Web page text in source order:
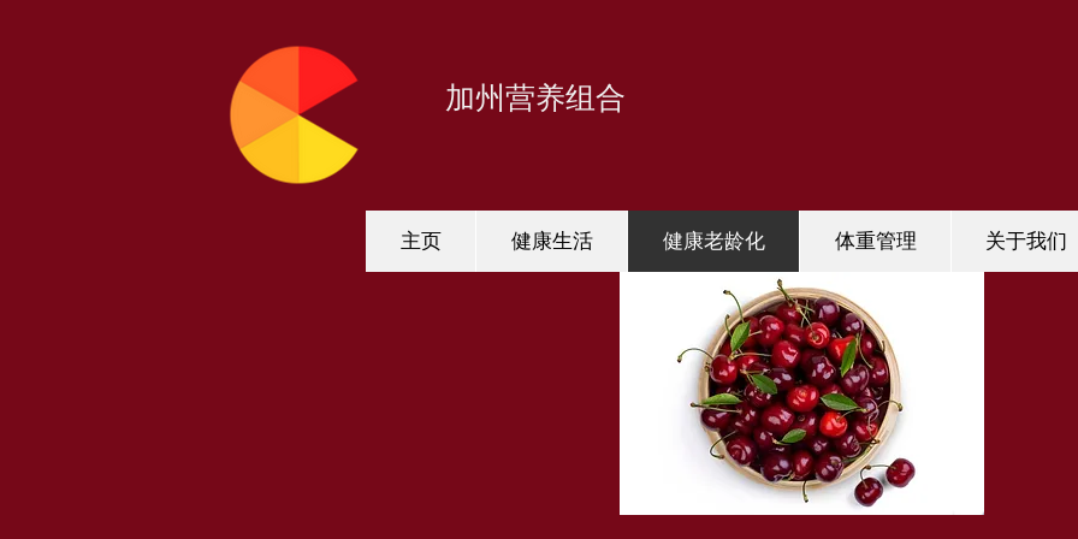
加州营养组合
主页 健康生活 健康老龄化 体重管理 关于我们